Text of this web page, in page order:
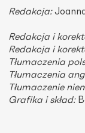
Redakcja:
Redakcja i
Redakcja i
Tłumaczenia
Tłumaczenia
Tłumaczenie
Grafika i skład: